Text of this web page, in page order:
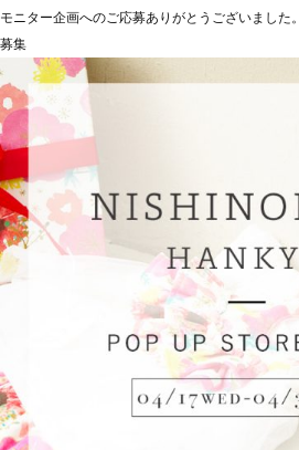
モニター企画へのご応募ありがとうございました。
募集